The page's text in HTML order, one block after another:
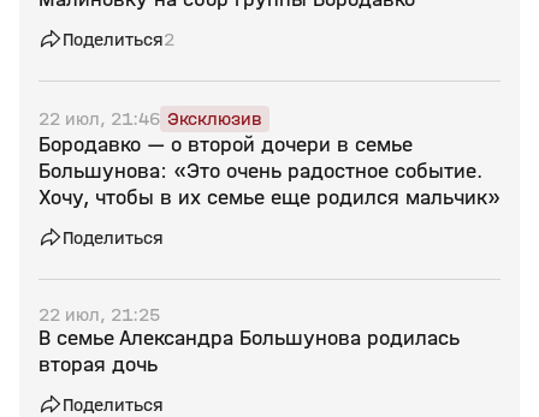
Поделиться2
22 июл, 21:46 Эксклюзив
Бородавко — о второй дочери в семье
Большунова: «Это очень радостное событие.
Хочу, чтобы в их семье еще родился мальчик»
Поделиться
22 июл, 21:25
В семье Александра Большунова родилась
вторая дочь
Поделиться